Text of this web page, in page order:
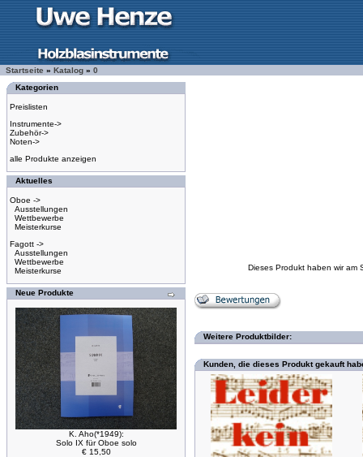
Startseite » Katalog » 0
Kategorien
Preislisten
Instrumente->
Zubehör->
Noten->
alle Produkte anzeigen
Aktuelles
Oboe ->
Ausstellungen
Wettbewerbe
Meisterkurse
Fagott ->
Ausstellungen
Wettbewerbe
Meisterkurse
Neue Produkte
K. Aho(*1949):
Solo IX für Oboe solo
€ 15,50
Dieses Produkt haben wir am
Weitere Produktbilder:
Kunden, die dieses Produkt gekauft